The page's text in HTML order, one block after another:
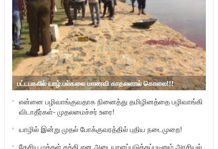
பட்டபகலில் யாழ்.பல்கலை மாணவி காதலனால் கொலை!!!
என்னை பழிவாங்குவதாக நினைத்து தமிழினத்தை பழிவாங்கி
விடாதீர்கள்- முதலமைச்சர் உரை!
யாழில் இன்று முதல் போக்குவரத்தில் புதிய நடைமுறை!
தேசிய மக்கள் சக்தி என அடையாளப்படுத்தப்படினும் அரசியல்